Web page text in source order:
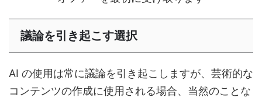
議論を引き起こす選択
AI の使用は常に議論を引き起こしますが、芸術的な
コンテンツの作成に使用される場合、当然のことな